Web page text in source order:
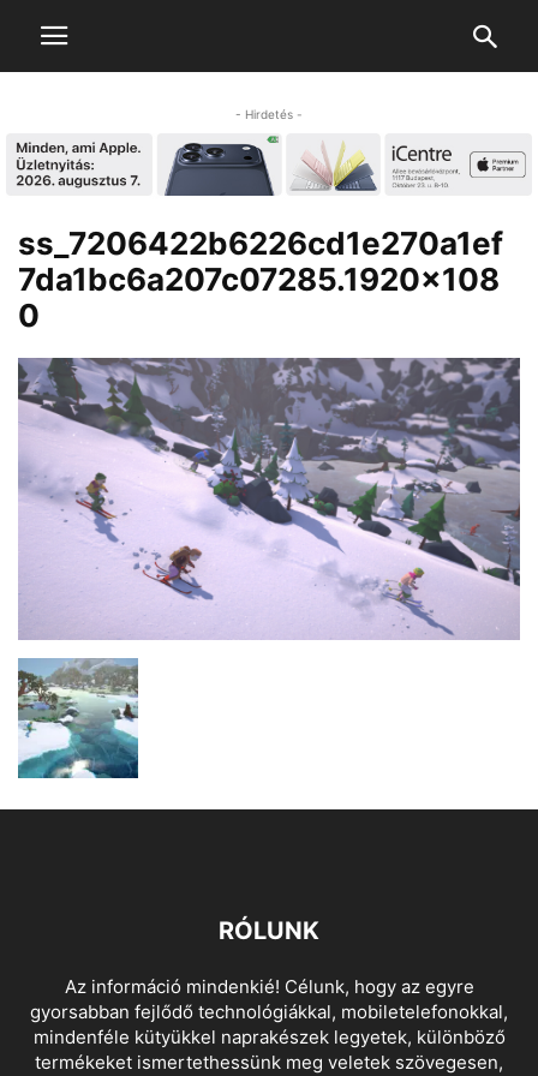
- Hirdetés -
ss_7206422b6226cd1e270a1ef
7da1bc6a207c07285.1920×108
0
RÓLUNK
Az információ mindenkié! Célunk, hogy az egyre
gyorsabban fejlődő technológiákkal, mobiletelefonokkal,
mindenféle kütyükkel naprakészek legyetek, különböző
termékeket ismertethessünk meg veletek szövegesen,